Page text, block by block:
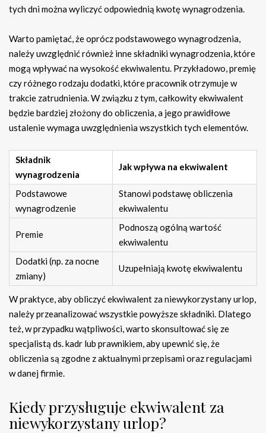
tych dni można wyliczyć odpowiednią kwotę wynagrodzenia.
Warto pamiętać, że oprócz podstawowego wynagrodzenia,
należy uwzględnić również inne składniki wynagrodzenia, które
mogą wpływać na wysokość ekwiwalentu. Przykładowo, premię
czy różnego rodzaju dodatki, które pracownik otrzymuje w
trakcie zatrudnienia. W związku z tym, całkowity ekwiwalent
będzie bardziej złożony do obliczenia, a jego prawidłowe
ustalenie wymaga uwzględnienia wszystkich tych elementów.
Składnik
wynagrodzenia
Jak wpływa na ekwiwalent
Podstawowe
wynagrodzenie
Stanowi podstawę obliczenia
ekwiwalentu
Premie
Podnoszą ogólną wartość
ekwiwalentu
Dodatki (np. za nocne
zmiany)
Uzupełniają kwotę ekwiwalentu
W praktyce, aby obliczyć ekwiwalent za niewykorzystany urlop,
należy przeanalizować wszystkie powyższe składniki. Dlatego
też, w przypadku wątpliwości, warto skonsultować się ze
specjalistą ds. kadr lub prawnikiem, aby upewnić się, że
obliczenia są zgodne z aktualnymi przepisami oraz regulacjami
w danej firmie.
Kiedy przysługuje ekwiwalent za
niewykorzystany urlop?